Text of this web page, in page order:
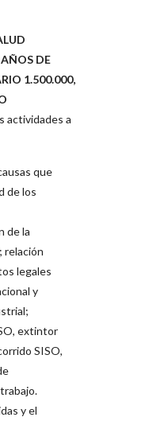
DE
1.500.000,
actividades a
que
de los
de la
relación
legales
y
extintor
SISO,
y el